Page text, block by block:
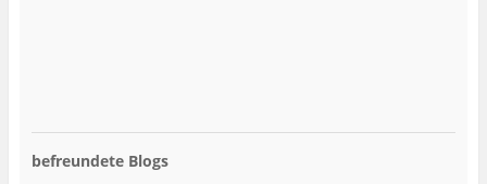
befreundete Blogs